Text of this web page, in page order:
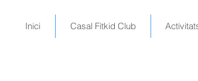
Inici Casal Fitkid Club